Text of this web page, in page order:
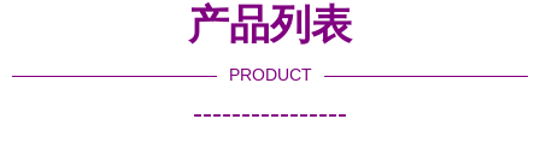
产品列表
PRODUCT
----------------